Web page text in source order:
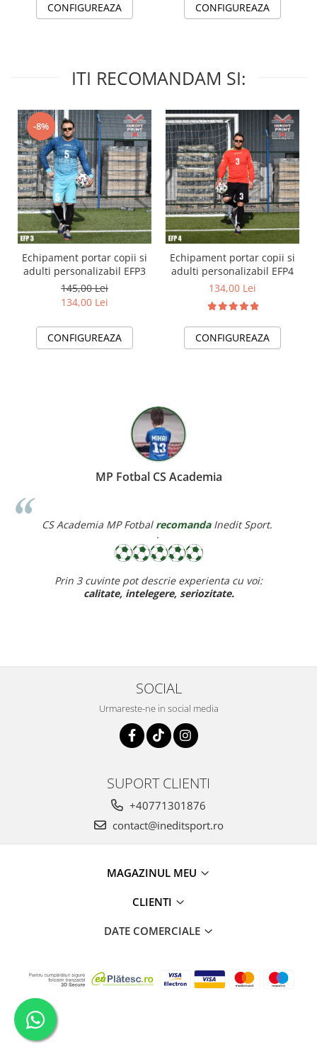
CONFIGUREAZA CONFIGUREAZA
ITI RECOMANDAM SI:
-8%
Echipament portar copii si
adulti personalizabil EFP3
145,00 Lei
134,00 Lei
CONFIGUREAZA
Echipament portar copii si
adulti personalizabil EFP4
134,00 Lei
CONFIGUREAZA
Miereanu Corina
Corina Violeta Miereanrecomanda Inedit Sport.
Recomand cu drag inedit sport pt rapiditate, calitate
ff bun,
SOCIAL
Urmareste-ne in social media
SUPORT CLIENTI
+40771301876
contact@ineditsport.ro
MAGAZINUL MEU
CLIENTI
DATE COMERCIALE